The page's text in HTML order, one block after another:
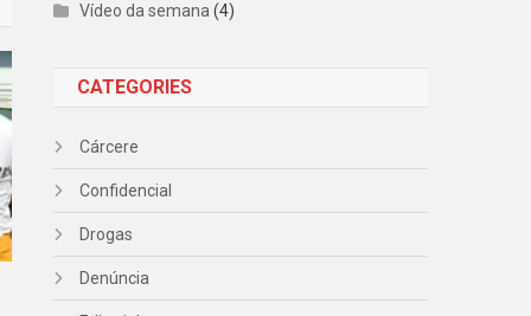
Vídeo da semana (4)
CATEGORIES
Cárcere
Confidencial
Drogas
Denúncia